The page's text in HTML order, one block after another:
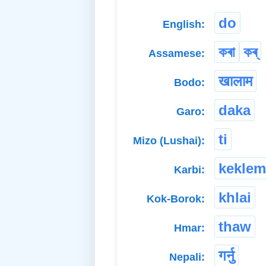
English: do
Assamese: কৰা কৰ্
Bodo: खालाम
Garo: daka
Mizo (Lushai): ti
Karbi: keklem
Kok-Borok: khlai
Hmar: thaw
Nepali: गर्नु